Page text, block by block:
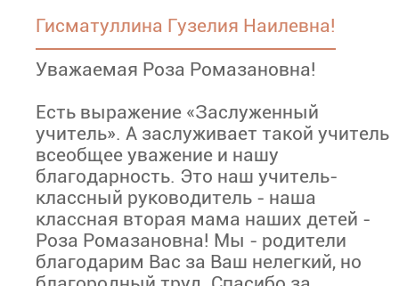
Гисматуллина Гузелия Наилевна!
Уважаемая Роза Ромазановна!
Есть выражение «Заслуженный
учитель». А заслуживает такой учитель
всеобщее уважение и нашу
благодарность. Это наш учитель-
классный руководитель - наша
классная вторая мама наших детей -
Роза Ромазановна! Мы - родители
благодарим Вас за Ваш нелегкий, но